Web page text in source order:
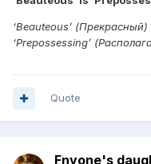
‘Beauteous’
‘Prepossessing’
Quote
Fnyone's